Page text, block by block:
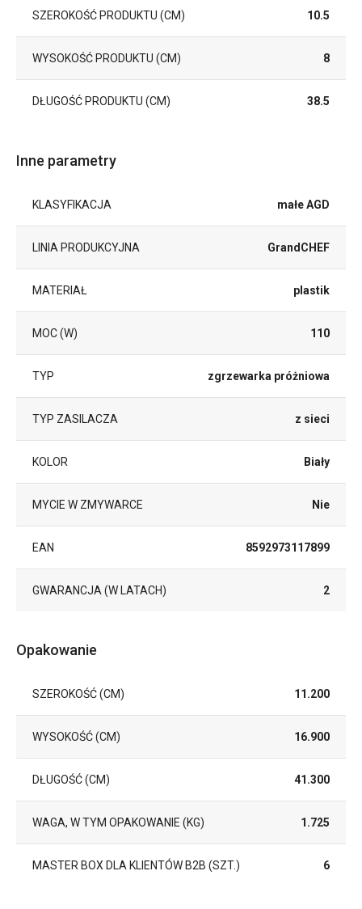
SZEROKOŚĆ PRODUKTU (CM) 10.5
WYSOKOŚĆ PRODUKTU (CM) 8
DŁUGOŚĆ PRODUKTU (CM) 38.5
Inne parametry
KLASYFIKACJA małe AGD
LINIA PRODUKCYJNA GrandCHEF
MATERIAŁ plastik
MOC (W) 110
TYP zgrzewarka próżniowa
TYP ZASILACZA z sieci
KOLOR Biały
MYCIE W ZMYWARCE Nie
EAN 8592973117899
GWARANCJA (W LATACH) 2
Opakowanie
SZEROKOŚĆ (CM) 11.200
WYSOKOŚĆ (CM) 16.900
DŁUGOŚĆ (CM) 41.300
WAGA, W TYM OPAKOWANIE (KG) 1.725
MASTER BOX DLA KLIENTÓW B2B (SZT.) 6